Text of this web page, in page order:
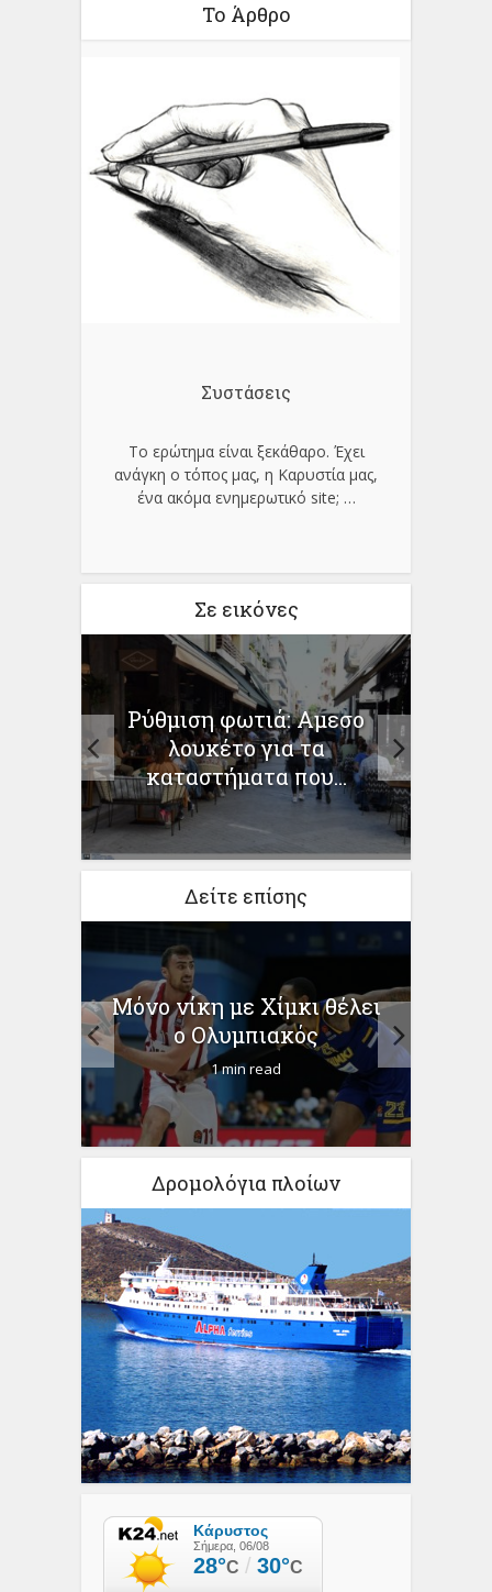
Το Άρθρο
Συστάσεις
Το ερώτημα είναι ξεκάθαρο. Έχει
ανάγκη ο τόπος μας, η Καρυστία μας,
ένα ακόμα ενημερωτικό site; …
Σε εικόνες
Ρύθμιση φωτιά: Αμεσο
λουκέτο για τα
καταστήματα που...
Δείτε επίσης
Μόνο νίκη με Χίμκι θέλει
ο Ολυμπιακός
1 min read
Δρομολόγια πλοίων